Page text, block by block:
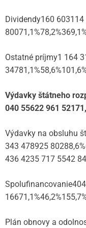
Dividendy160
Ostatné príjmy1 164
Výdavky štátneho
040 55622 961 521
Výdavky na obsluhu
343 478925
436 4235 717 5542
Plán obnovy a